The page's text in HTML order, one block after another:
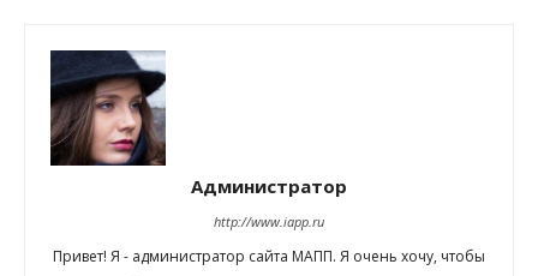
Администратор
http://www.iapp.ru
Привет! Я - администратор сайта МАПП. Я очень хочу, чтобы